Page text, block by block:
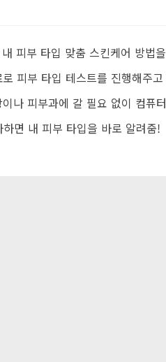
피부 타입 맞춤 스킨케어 방법
피부 타입 테스트를 진행해주
나 피부과에 갈 필요 없이 컴퓨
면 내 피부 타입을 바로 알려줌!